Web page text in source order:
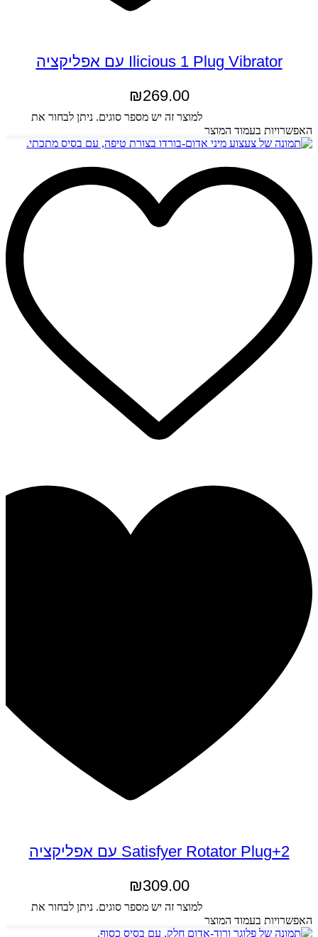
Ilicious 1 Plug Vibrator עם אפליקציה
₪269.00
למוצר זה יש מספר סוגים. ניתן לבחור את
האפשרויות בעמוד המוצר
Satisfyer Rotator Plug+2 עם אפליקציה
₪309.00
למוצר זה יש מספר סוגים. ניתן לבחור את
האפשרויות בעמוד המוצר